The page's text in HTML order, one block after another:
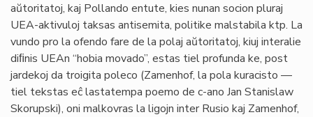
aŭtoritatoj, kaj Pollando entute, kies nunan socion pluraj
UEA-aktivuloj taksas antisemita, politike malstabila ktp. La
vundo pro la ofendo fare de la polaj aŭtoritatoj, kiuj interalie
diﬁnis UEAn “hobia movado”, estas tiel profunda ke, post
jardekoj da troigita poleco (Zamenhof, la pola kuracisto —
tiel tekstas eĉ lastatempa poemo de c-ano Jan Stanislaw
Skorupski), oni malkovras la ligojn inter Rusio kaj Zamenhof,